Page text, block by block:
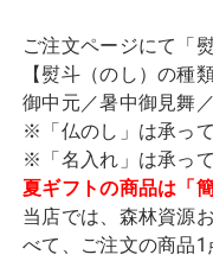
ご注文ページにて「
【熨斗（のし）の種類
御中元／暑中御見舞
※「仏のし」は承って
※「名入れ」は承って
夏ギフトの商品は「
当店では、森林資源
べて、ご注文の商品1